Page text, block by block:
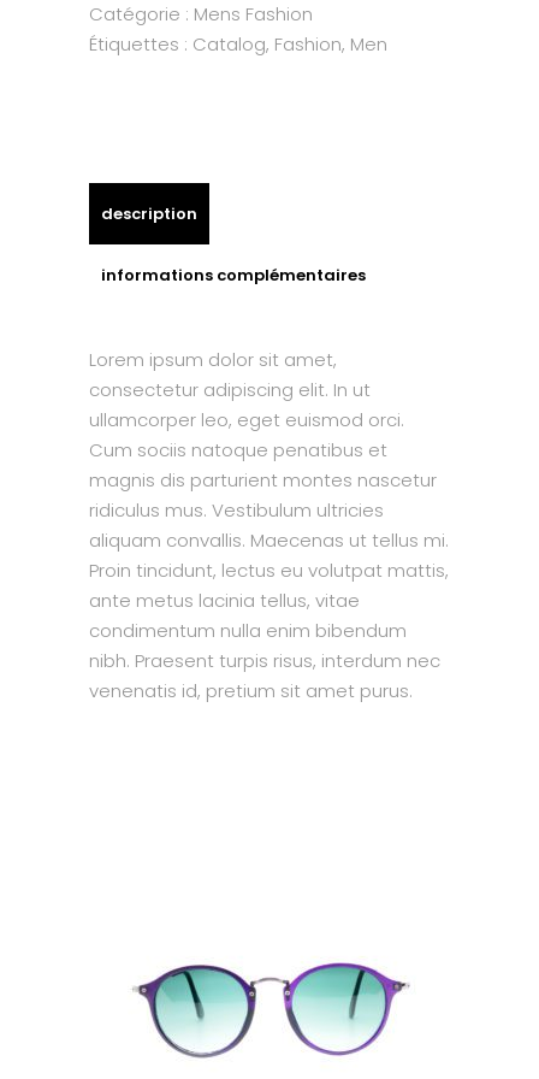
Catégorie : Mens Fashion
Étiquettes : Catalog, Fashion, Men
description
informations complémentaires
Lorem ipsum dolor sit amet,
consectetur adipiscing elit. In ut
ullamcorper leo, eget euismod orci.
Cum sociis natoque penatibus et
magnis dis parturient montes nascetur
ridiculus mus. Vestibulum ultricies
aliquam convallis. Maecenas ut tellus mi.
Proin tincidunt, lectus eu volutpat mattis,
ante metus lacinia tellus, vitae
condimentum nulla enim bibendum
nibh. Praesent turpis risus, interdum nec
venenatis id, pretium sit amet purus.